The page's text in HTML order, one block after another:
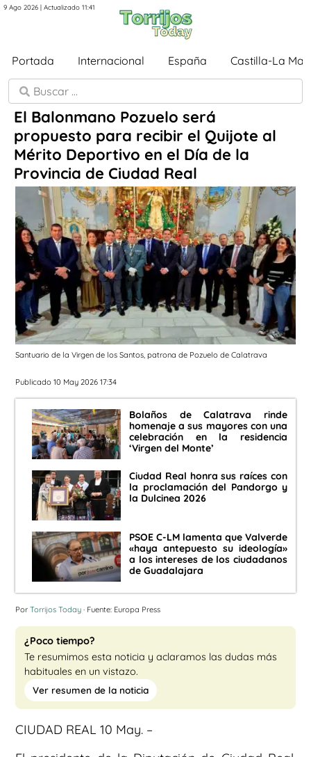
9 Ago 2026 | Actualizado 11:41
Portada Internacional España Castilla-La
El Balonmano Pozuelo será
propuesto para recibir el Quijote al
Mérito Deportivo en el Día de la
Provincia de Ciudad Real
Santuario de la Virgen de los Santos, patrona de Pozuelo de Calatrava
Publicado 10 May 2026 17:34
Bolaños de Calatrava rinde
homenaje a sus mayores con una
celebración en la residencia
‘Virgen del Monte’
Ciudad Real honra sus raíces con
la proclamación del Pandorgo y
la Dulcinea 2026
PSOE C-LM lamenta que Valverde
«haya antepuesto su ideología»
a los intereses de los ciudadanos
de Guadalajara
Por Torrijos Today · Fuente: Europa Press
¿Poco tiempo?
Te resumimos esta noticia y aclaramos las dudas más
habituales en un vistazo.
Ver resumen de la noticia
CIUDAD REAL 10 May. –